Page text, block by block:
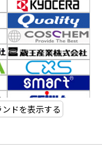
ドを表示する